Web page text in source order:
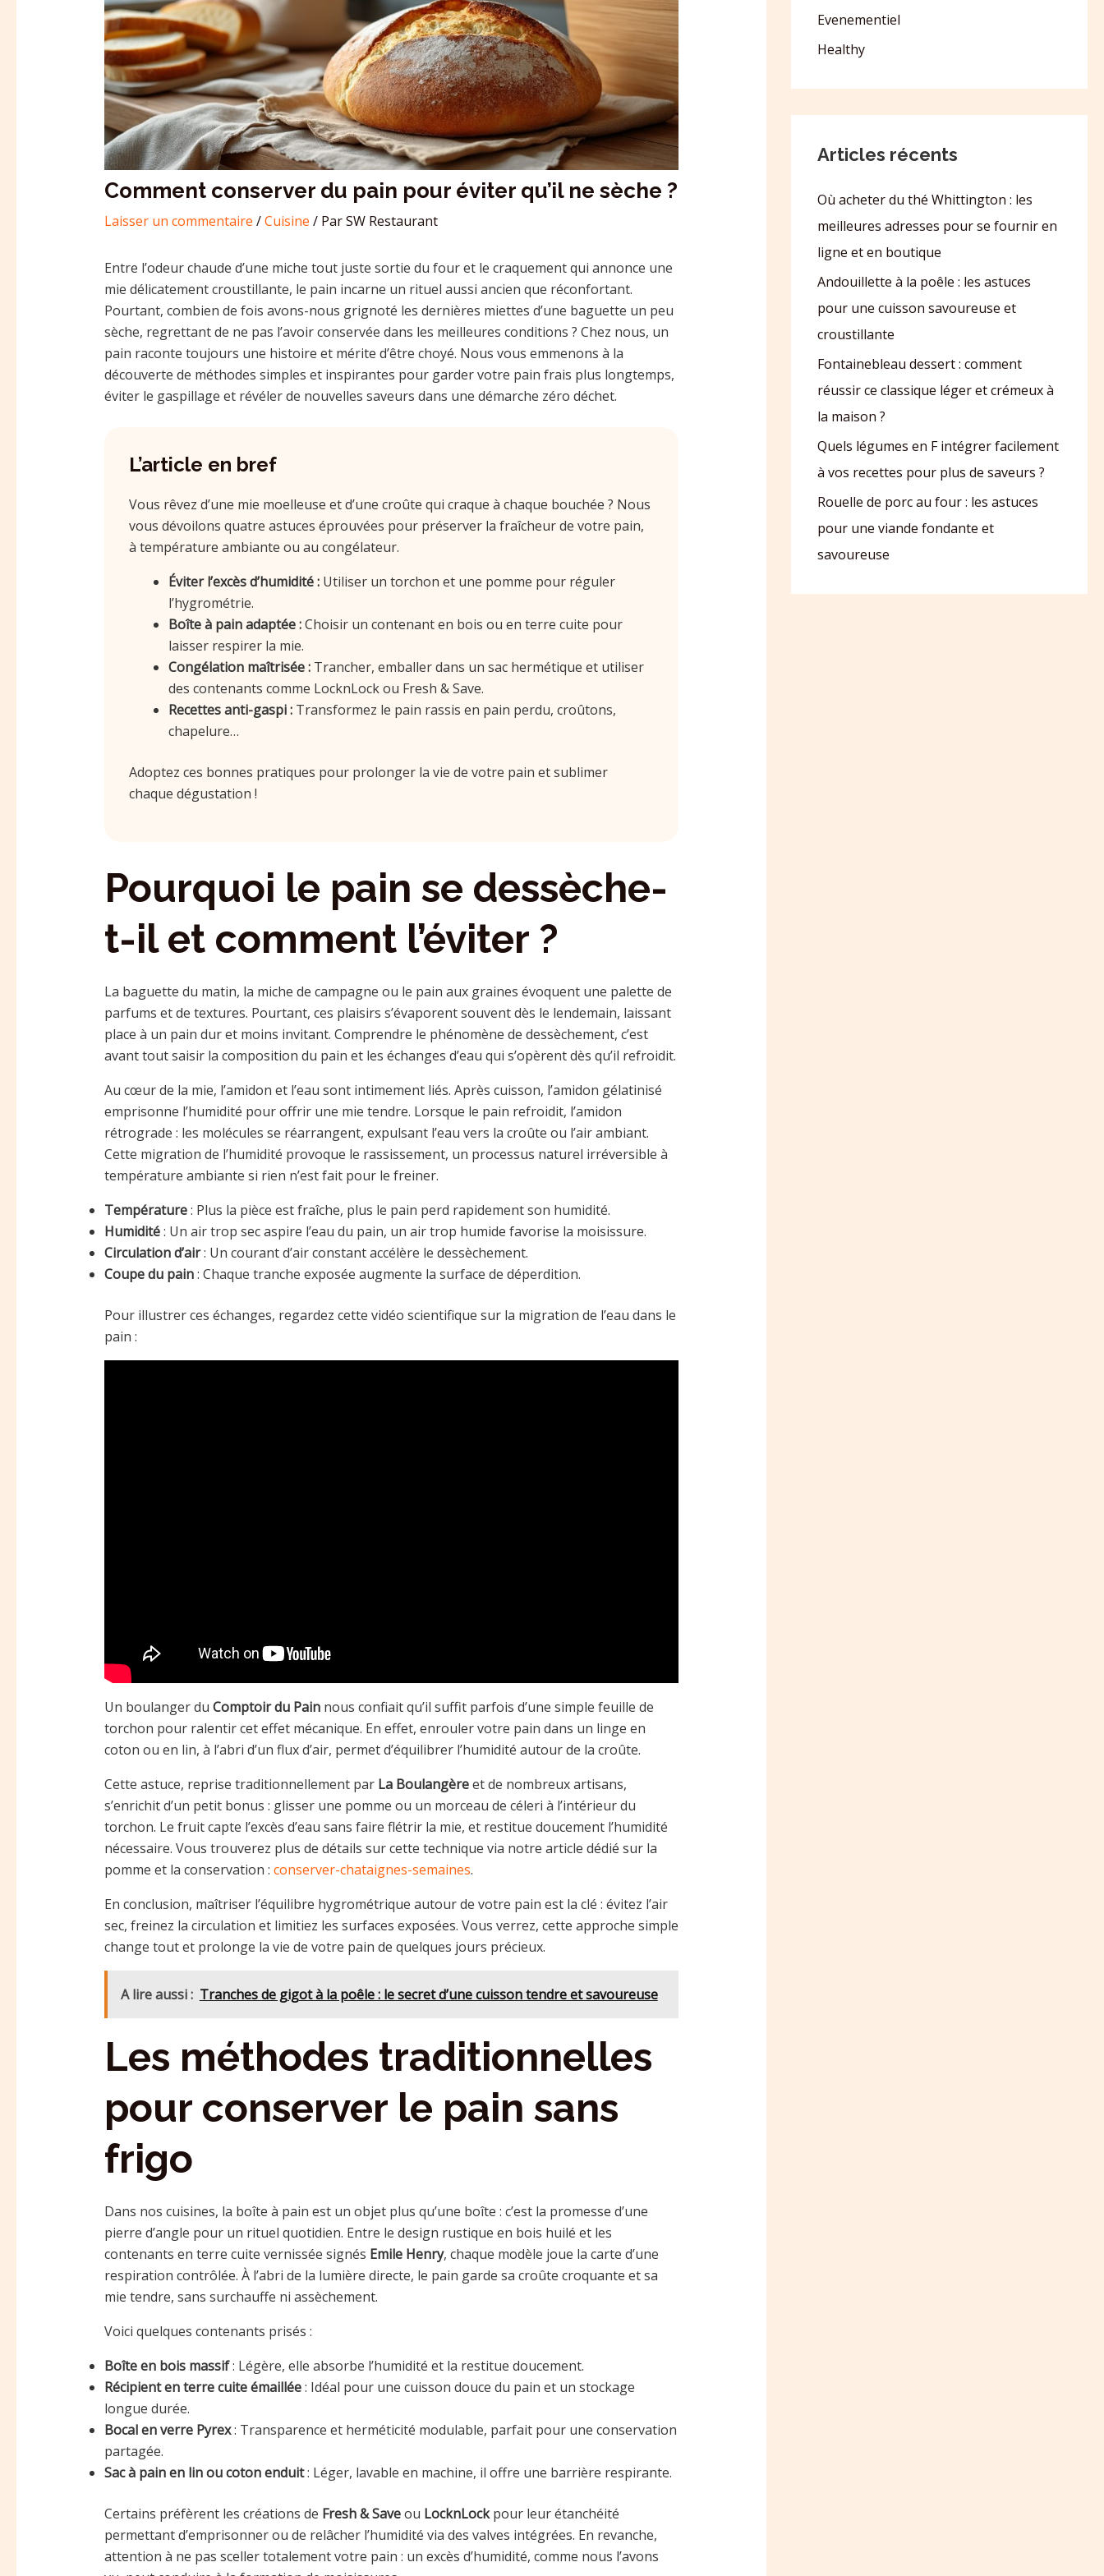
Comment conserver du pain pour éviter qu’il ne sèche ?
Laisser un commentaire /Cuisine / ParSW Restaurant
Entre l’odeur chaude d’une miche tout juste sortie du four et le craquement qui annonce une
mie délicatement croustillante, le pain incarne un rituel aussi ancien que réconfortant.
Pourtant, combien de fois avons-nous grignoté les dernières miettes d’une baguette un peu
sèche, regrettant de ne pas l’avoir conservée dans les meilleures conditions ? Chez nous, un
pain raconte toujours une histoire et mérite d’être choyé. Nous vous emmenons à la
découverte de méthodes simples et inspirantes pour garder votre pain frais plus longtemps,
éviter le gaspillage et révéler de nouvelles saveurs dans une démarche zéro déchet.
L’article en bref
Vous rêvez d’une mie moelleuse et d’une croûte qui craque à chaque bouchée ? Nous
vous dévoilons quatre astuces éprouvées pour préserver la fraîcheur de votre pain,
à température ambiante ou au congélateur.
Éviter l’excès d’humidité :Utiliser un torchon et une pomme pour réguler
l’hygrométrie.
Boîte à pain adaptée :Choisir un contenant en bois ou en terre cuite pour
laisser respirer la mie.
Congélation maîtrisée :Trancher, emballer dans un sac hermétique et utiliser
des contenants comme LocknLock ou Fresh & Save.
Recettes anti-gaspi :Transformez le pain rassis en pain perdu, croûtons,
chapelure…
Adoptez ces bonnes pratiques pour prolonger la vie de votre pain et sublimer
chaque dégustation !
Pourquoi le pain se dessèche-
t-il et comment l’éviter ?
La baguette du matin, la miche de campagne ou le pain aux graines évoquent une palette de
parfums et de textures. Pourtant, ces plaisirs s’évaporent souvent dès le lendemain, laissant
place à un pain dur et moins invitant. Comprendre le phénomène de dessèchement, c’est
avant tout saisir la composition du pain et les échanges d’eau qui s’opèrent dès qu’il refroidit.
Au cœur de la mie, l’amidon et l’eau sont intimement liés. Après cuisson, l’amidon gélatinisé
emprisonne l’humidité pour offrir une mie tendre. Lorsque le pain refroidit, l’amidon
rétrograde : les molécules se réarrangent, expulsant l’eau vers la croûte ou l’air ambiant.
Cette migration de l’humidité provoque le rassissement, un processus naturel irréversible à
température ambiante si rien n’est fait pour le freiner.
Température: Plus la pièce est fraîche, plus le pain perd rapidement son humidité.
Humidité: Un air trop sec aspire l’eau du pain, un air trop humide favorise la moisissure.
Circulation d’air: Un courant d’air constant accélère le dessèchement.
Coupe du pain: Chaque tranche exposée augmente la surface de déperdition.
Pour illustrer ces échanges, regardez cette vidéo scientifique sur la migration de l’eau dans le
pain :
Un boulanger du Comptoir du Painnous confiait qu’il suffit parfois d’une simple feuille de
torchon pour ralentir cet effet mécanique. En effet, enrouler votre pain dans un linge en
coton ou en lin, à l’abri d’un flux d’air, permet d’équilibrer l’humidité autour de la croûte.
Cette astuce, reprise traditionnellement par La Boulangèreet de nombreux artisans,
s’enrichit d’un petit bonus : glisser une pomme ou un morceau de céleri à l’intérieur du
torchon. Le fruit capte l’excès d’eau sans faire flétrir la mie, et restitue doucement l’humidité
nécessaire. Vous trouverez plus de détails sur cette technique via notre article dédié sur la
pomme et la conservation : conserver-chataignes-semaines.
En conclusion, maîtriser l’équilibre hygrométrique autour de votre pain est la clé : évitez l’air
sec, freinez la circulation et limitiez les surfaces exposées. Vous verrez, cette approche simple
change tout et prolonge la vie de votre pain de quelques jours précieux.
A lire aussi : Tranches de gigot à la poêle : le secret d’une cuisson tendre et savoureuse
Les méthodes traditionnelles
pour conserver le pain sans
frigo
Dans nos cuisines, la boîte à pain est un objet plus qu’une boîte : c’est la promesse d’une
pierre d’angle pour un rituel quotidien. Entre le design rustique en bois huilé et les
contenants en terre cuite vernissée signés Emile Henry, chaque modèle joue la carte d’une
respiration contrôlée. À l’abri de la lumière directe, le pain garde sa croûte croquante et sa
mie tendre, sans surchauffe ni assèchement.
Voici quelques contenants prisés :
Boîte en bois massif: Légère, elle absorbe l’humidité et la restitue doucement.
Récipient en terre cuite émaillée: Idéal pour une cuisson douce du pain et un stockage
longue durée.
Bocal en verre Pyrex: Transparence et herméticité modulable, parfait pour une conservation
partagée.
Sac à pain en lin ou coton enduit: Léger, lavable en machine, il offre une barrière respirante.
Certains préfèrent les créations de Fresh & Saveou LocknLockpour leur étanchéité
permettant d’emprisonner ou de relâcher l’humidité via des valves intégrées. En revanche,
attention à ne pas sceller totalement votre pain : un excès d’humidité, comme nous l’avons
Evenementiel
Healthy
Articles récents
Où acheter du thé Whittington : les
meilleures adresses pour se fournir en
ligne et en boutique
Andouillette à la poêle : les astuces
pour une cuisson savoureuse et
croustillante
Fontainebleau dessert : comment
réussir ce classique léger et crémeux à
la maison ?
Quels légumes en F intégrer facilement
à vos recettes pour plus de saveurs ?
Rouelle de porc au four : les astuces
pour une viande fondante et
savoureuse